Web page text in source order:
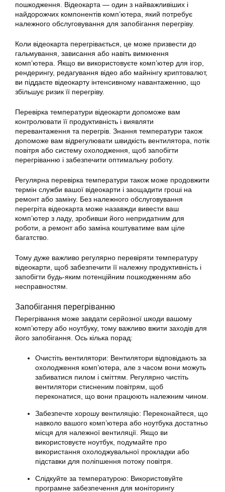
пошкодження. Відеокарта — один з найважливіших і
найдорожчих компонентів комп’ютера, який потребує
належного обслуговування для запобігання перегріву.
Коли відеокарта перегрівається, це може призвести до
гальмування, зависання або навіть вимкнення
комп’ютера. Якщо ви використовуєте комп’ютер для ігор,
рендерингу, редагування відео або майнінгу криптовалют,
ви піддаєте відеокарту інтенсивному навантаженню, що
збільшує ризик її перегріву.
Перевірка температури відеокарти допоможе вам
контролювати її продуктивність і виявляти
перевантаження та перегрів. Знання температури також
допоможе вам відрегулювати швидкість вентилятора, потік
повітря або систему охолодження, щоб запобігти
перегріванню і забезпечити оптимальну роботу.
Регулярна перевірка температури також може продовжити
термін служби вашої відеокарти і заощадити гроші на
ремонт або заміну. Без належного обслуговування
перегріта відеокарта може назавжди вивести ваш
комп’ютер з ладу, зробивши його непридатним для
роботи, а ремонт або заміна коштуватиме вам ціле
багатство.
Тому дуже важливо регулярно перевіряти температуру
відеокарти, щоб забезпечити її належну продуктивність і
запобігти будь-яким потенційним пошкодженням або
несправностям.
Запобігання перегріванню
Перегрівання може завдати серйозної шкоди вашому
комп’ютеру або ноутбуку, тому важливо вжити заходів для
його запобігання. Ось кілька порад:
Очистіть вентилятори: Вентилятори відповідають за
охолодження комп’ютера, але з часом вони можуть
забиватися пилом і сміттям. Регулярно чистіть
вентилятори стисненим повітрям, щоб
переконатися, що вони працюють належним чином.
Забезпечте хорошу вентиляцію: Переконайтеся, що
навколо вашого комп’ютера або ноутбука достатньо
місця для належної вентиляції. Якщо ви
використовуєте ноутбук, подумайте про
використання охолоджувальної прокладки або
підставки для поліпшення потоку повітря.
Слідкуйте за температурою: Використовуйте
програмне забезпечення для моніторингу